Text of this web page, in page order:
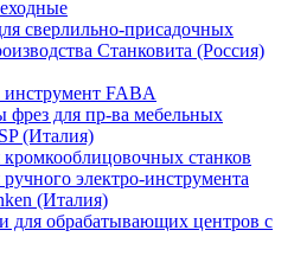
сверлильно-присадочных
Станковита (Россия)
FABA
фрез для пр-ва мебельных
(Италия)
станков
электро-инструмента
(Италия)
для обрабатывающих центров с